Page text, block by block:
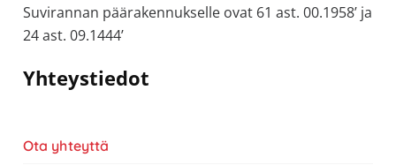
Suvirannan päärakennukselle ovat 61 ast. 00.1958’ ja
24 ast. 09.1444’
sivupalkki
Yhteystiedot
Ota yhteyttä